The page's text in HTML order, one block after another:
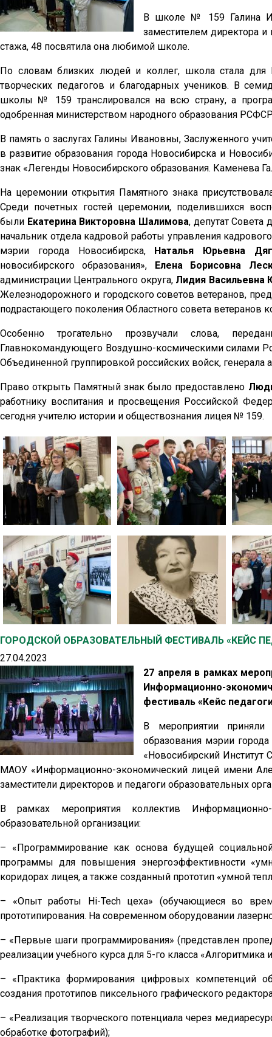
В школе № 159 Галина
заместителем директора и
стажа, 48 посвятила она любимой школе.
По словам близких людей и коллег, школа стала
творческих педагогов и благодарных учеников. В
школы № 159 транслировался на всю страну, а
одобренная министерством народного образования
В память о заслугах Галины Ивановны, Заслуженного
в развитие образования города Новосибирска и
знак «Легенды Новосибирского образования. Каменева
На церемонии открытия Памятного знака
Среди почетных гостей церемонии, поделившихся
были Екатерина Викторовна Шалимова, депутат Совета
начальник отдела кадровой работы управления
мэрии города Новосибирска,
Наталья Юрьевна
новосибирского образования»,
Елена Борисовна
администрации Центрального округа, Лидия Васильевна
Железнодорожного и городского советов ветеранов,
подрастающего поколения Областного совета ветеранов
Особенно трогательно прозвучали слова,
Главнокомандующего Воздушно-космическими силами
Объединенной группировкой российских войск, генерала
Право открыть Памятный знак было предоставлено
работнику воспитания и просвещения Российской
сегодня учителю истории и обществознания лицея № 159.
ГОРОДСКОЙ ОБРАЗОВАТЕЛЬНЫЙ ФЕСТИВАЛЬ «КЕЙС
27.04.2023
27 апреля в рамках
Информационно-
фестиваль «Кейс
В мероприятии приняли
образования мэрии
«Новосибирский
МАОУ «Информационно-экономический лицей имени
заместители директоров и педагоги образовательных
В рамках мероприятия коллектив
образовательной организации:
– «Программирование как основа будущей
программы для повышения энергоэффективности
коридорах лицея, а также созданный прототип «умной
– «Опыт работы Hi-Tech цеха» (обучающиеся во
прототипирования. На современном оборудовании
– «Первые шаги программирования» (представлен
реализации учебного курса для 5-го класса
– «Практика формирования цифровых компетенций
создания прототипов пиксельного графического
– «Реализация творческого потенциала через
обработке фотографий);